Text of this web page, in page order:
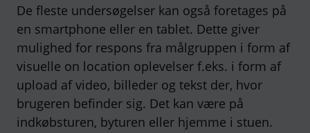
De fleste undersøgelser kan også foretages på
en smartphone eller en tablet. Dette giver
mulighed for respons fra målgruppen i form af
visuelle on location oplevelser f.eks. i form af
upload af video, billeder og tekst der, hvor
brugeren befinder sig. Det kan være på
indkøbsturen, byturen eller hjemme i stuen.